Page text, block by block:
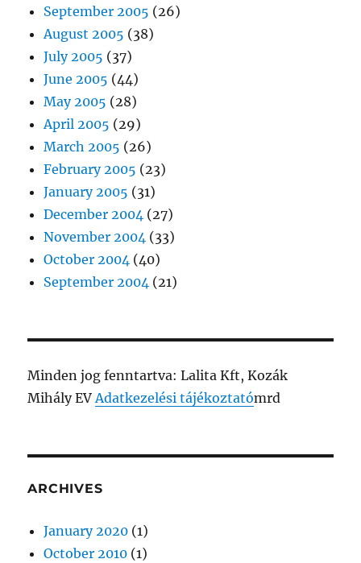
September 2005 (26)
August 2005 (38)
July 2005 (37)
June 2005 (44)
May 2005 (28)
April 2005 (29)
March 2005 (26)
February 2005 (23)
January 2005 (31)
December 2004 (27)
November 2004 (33)
October 2004 (40)
September 2004 (21)
Minden jog fenntartva: Lalita Kft, Kozák
Mihály EVAdatkezelési tájékoztatómrd
ARCHIVES
January 2020 (1)
October 2010 (1)